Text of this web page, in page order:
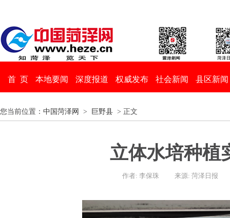
首 页 本地要闻 深度报道 权威发布 社会新闻 县区新闻
您当前位置： 中国菏泽网 > 巨野县 > 正文
立体水培种植
作者: 李保珠 来源: 菏泽日报